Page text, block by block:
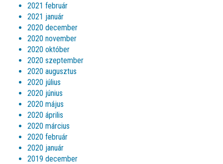
2021 február
2021 január
2020 december
2020 november
2020 október
2020 szeptember
2020 augusztus
2020 július
2020 június
2020 május
2020 április
2020 március
2020 február
2020 január
2019 december